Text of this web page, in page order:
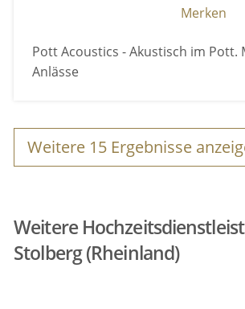
Merken
Pott Acoustics - Akustisch im Pott.
Anlässe
Weitere 15 Ergebnisse
Weitere
Stolberg (Rheinland)